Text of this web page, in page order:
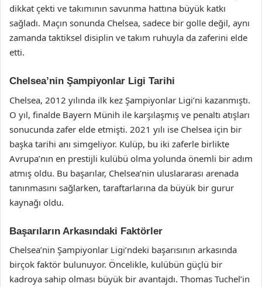
dikkat çekti ve takımının savunma hattına büyük katkı
sağladı. Maçın sonunda Chelsea, sadece bir golle değil, aynı
zamanda taktiksel disiplin ve takım ruhuyla da zaferini elde
etti.
Chelsea’nin Şampiyonlar Ligi Tarihi
Chelsea, 2012 yılında ilk kez Şampiyonlar Ligi’ni kazanmıştı.
O yıl, finalde Bayern Münih ile karşılaşmış ve penaltı atışları
sonucunda zafer elde etmişti. 2021 yılı ise Chelsea için bir
başka tarihi anı simgeliyor. Kulüp, bu iki zaferle birlikte
Avrupa’nın en prestijli kulübü olma yolunda önemli bir adım
atmış oldu. Bu başarılar, Chelsea’nin uluslararası arenada
tanınmasını sağlarken, taraftarlarına da büyük bir gurur
kaynağı oldu.
Başarıların Arkasındaki Faktörler
Chelsea’nin Şampiyonlar Ligi’ndeki başarısının arkasında
birçok faktör bulunuyor. Öncelikle, kulübün güçlü bir
kadroya sahip olması büyük bir avantajdı. Thomas Tuchel’in